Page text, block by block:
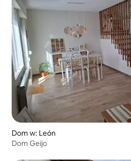
Dom w: León
Dom Geijo